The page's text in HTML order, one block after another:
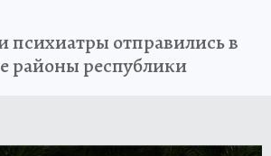
психиатры отправились в
районы республики